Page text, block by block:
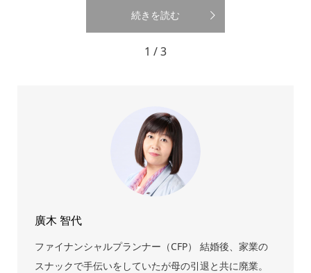
続きを読む
1 / 3
廣木 智代
ファイナンシャルプランナー（CFP） 結婚後、家業の
スナックで手伝いをしていたが母の引退と共に廃業。